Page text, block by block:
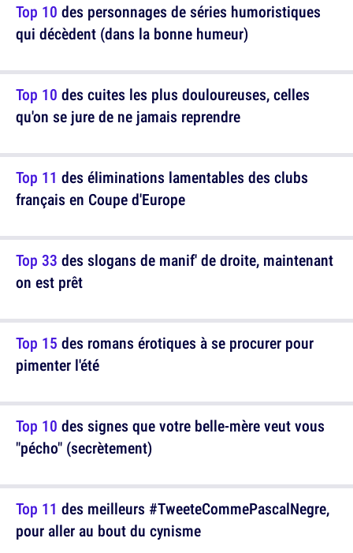
Top 10 des personnages de séries humoristiques
qui décèdent (dans la bonne humeur)
Top 11 des éliminations lamentables des clubs
français en Coupe d'Europe
Top 15 des romans érotiques à se procurer pour
pimenter l'été
Top 11 des meilleurs #TweeteCommePascalNegre,
pour aller au bout du cynisme
Top 10 des cuites les plus douloureuses, celles
qu'on se jure de ne jamais reprendre
Top 33 des slogans de manif' de droite, maintenant
on est prêt
Top 10 des signes que votre belle-mère veut vous
"pécho" (secrètement)